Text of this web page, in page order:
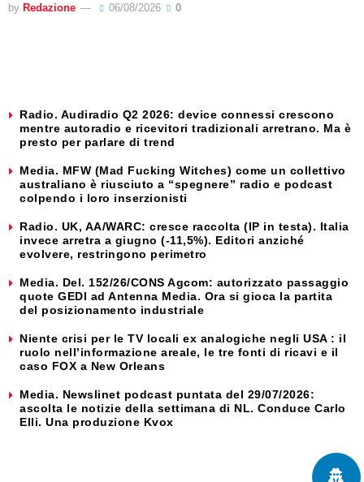
by Redazione 06/08/2026 0
Radio. Audiradio Q2 2026: device connessi crescono
mentre autoradio e ricevitori tradizionali arretrano. Ma è
presto per parlare di trend
Media. MFW (Mad Fucking Witches) come un collettivo
australiano è riusciuto a “spegnere” radio e podcast
colpendo i loro inserzionisti
Radio. UK, AA/WARC: cresce raccolta (IP in testa). Italia
invece arretra a giugno (-11,5%). Editori anziché
evolvere, restringono perimetro
Media. Del. 152/26/CONS Agcom: autorizzato passaggio
quote GEDI ad Antenna Media. Ora si gioca la partita
del posizionamento industriale
Niente crisi per le TV locali ex analogiche negli USA : il
ruolo nell’informazione areale, le tre fonti di ricavi e il
caso FOX a New Orleans
Media. Newslinet podcast puntata del 29/07/2026:
ascolta le notizie della settimana di NL. Conduce Carlo
Elli. Una produzione Kvox